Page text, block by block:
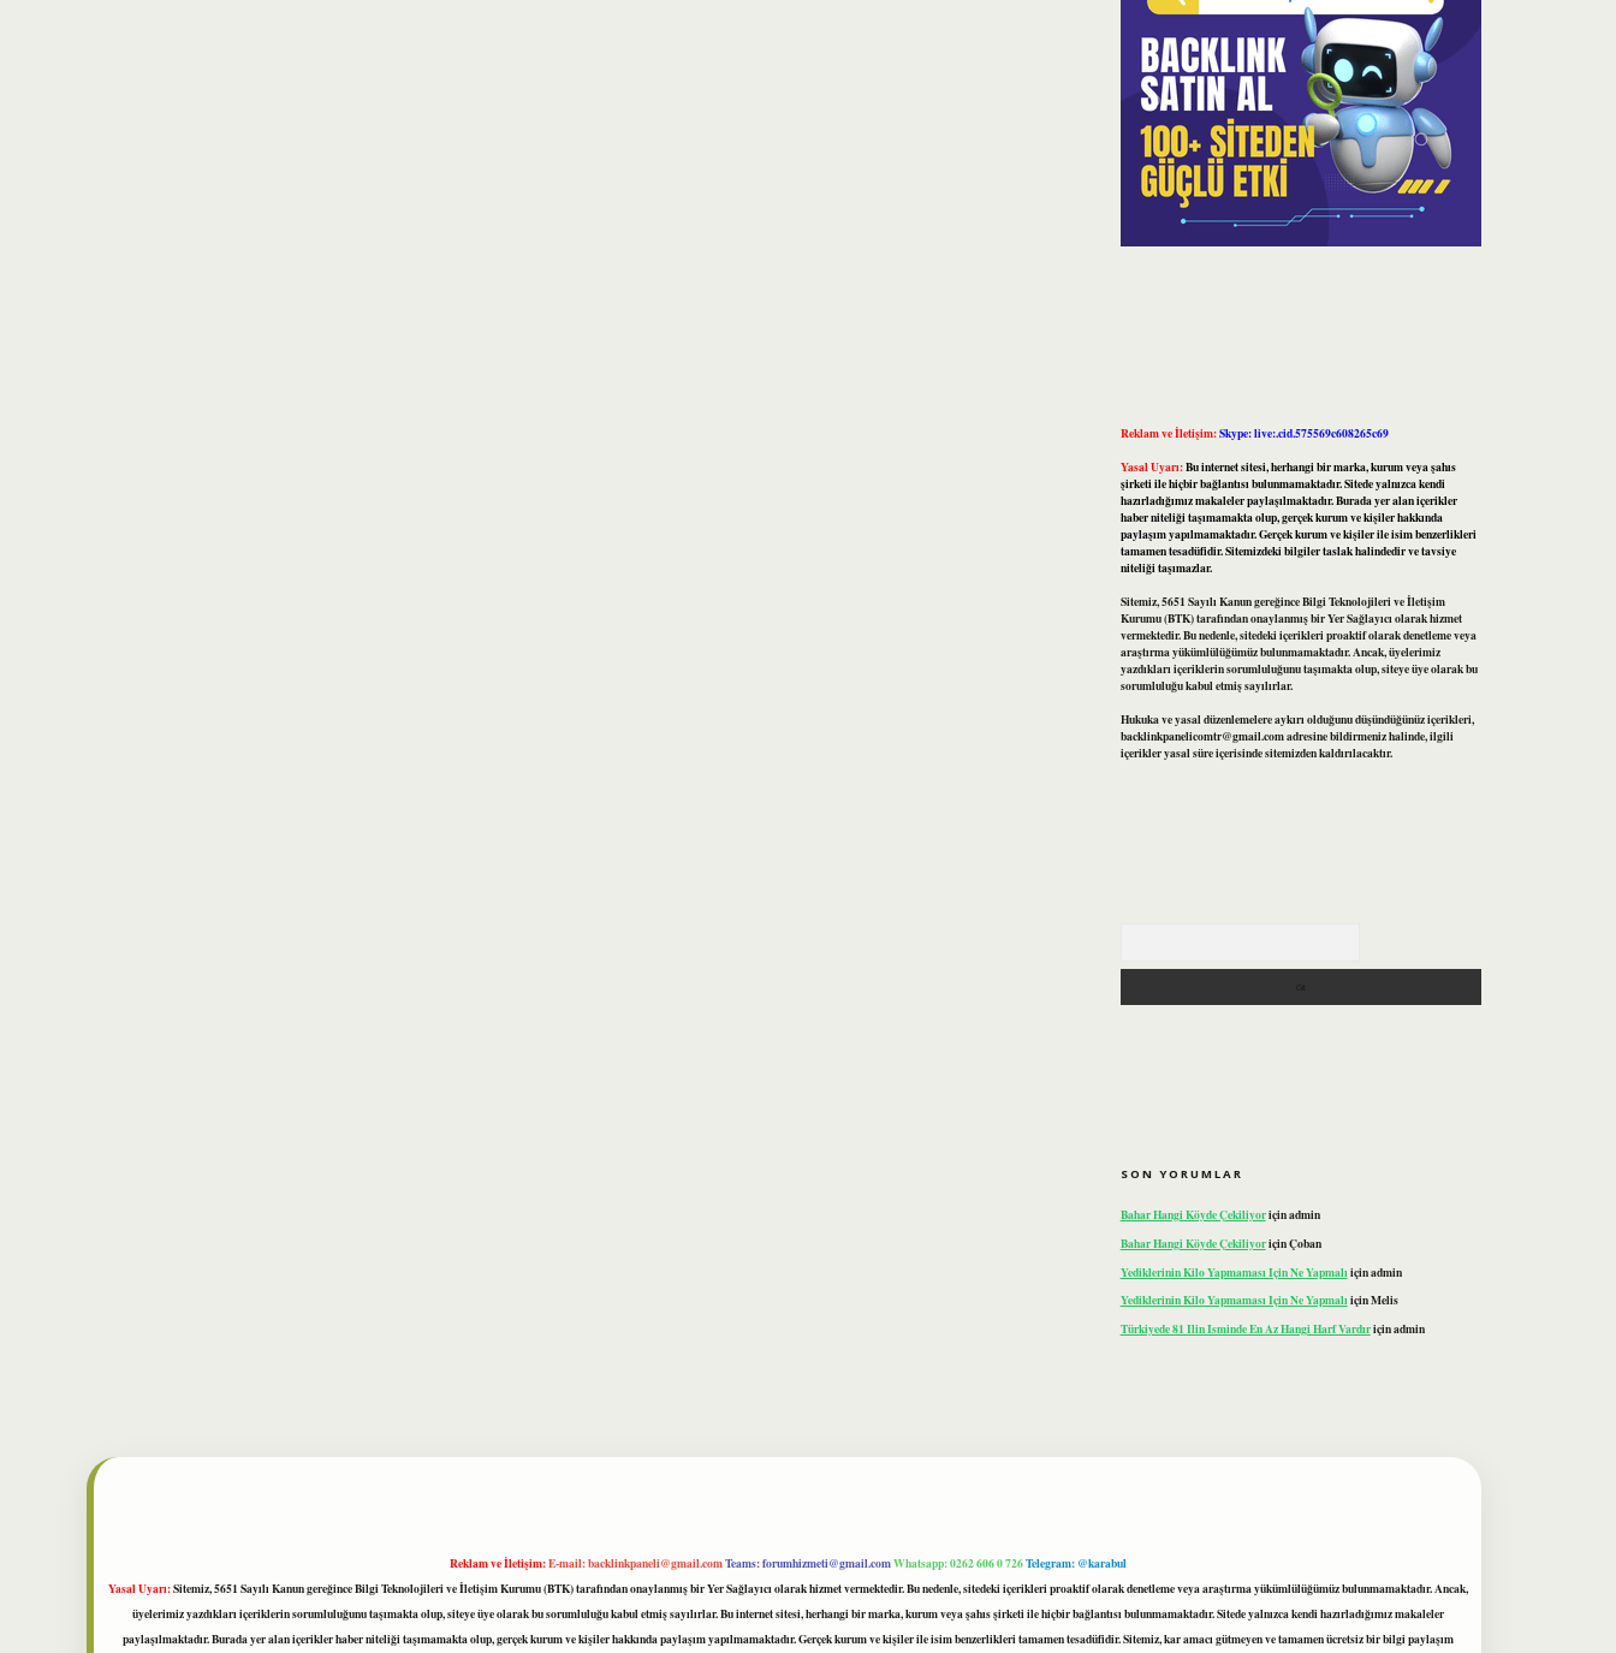
Reklam ve İletişim:Skype: live:.cid.575569c608265c69
Yasal Uyarı:Bu internet sitesi, herhangi bir marka, kurum veya şahıs
şirketi ile hiçbir bağlantısı bulunmamaktadır. Sitede yalnızca kendi
hazırladığımız makaleler paylaşılmaktadır. Burada yer alan içerikler
haber niteliği taşımamakta olup, gerçek kurum ve kişiler hakkında
paylaşım yapılmamaktadır. Gerçek kurum ve kişiler ile isim benzerlikleri
tamamen tesadüfidir. Sitemizdeki bilgiler taslak halindedir ve tavsiye
niteliği taşımazlar.
Sitemiz, 5651 Sayılı Kanun gereğince Bilgi Teknolojileri ve İletişim
Kurumu (BTK) tarafından onaylanmış bir Yer Sağlayıcı olarak hizmet
vermektedir. Bu nedenle, sitedeki içerikleri proaktif olarak denetleme veya
araştırma yükümlülüğümüz bulunmamaktadır. Ancak, üyelerimiz
yazdıkları içeriklerin sorumluluğunu taşımakta olup, siteye üye olarak bu
sorumluluğu kabul etmiş sayılırlar.
Hukuka ve yasal düzenlemelere aykırı olduğunu düşündüğünüz içerikleri,
backlinkpanelicomtr@gmail.comadresine bildirmeniz halinde, ilgili
içerikler yasal süre içerisinde sitemizden kaldırılacaktır.
SON YORUMLAR
Bahar Hangi Köyde Çekiliyoriçinadmin
Bahar Hangi Köyde ÇekiliyoriçinÇoban
Yediklerinin Kilo Yapmaması Için Ne Yapmalı içinadmin
Yediklerinin Kilo Yapmaması Için Ne YapmalıiçinMelis
Türkiyede 81 Ilin Isminde En Az Hangi Harf Vardıriçinadmin
Reklam ve İletişim:E-mail:backlinkpaneli@gmail.comTeams:forumhizmeti@gmail.comWhatsapp: 0262 606 0 726Telegram: @karabul
Yasal Uyarı:Sitemiz, 5651 Sayılı Kanun gereğince Bilgi Teknolojileri ve İletişim Kurumu (BTK) tarafından onaylanmış bir Yer Sağlayıcı olarak hizmet vermektedir. Bu nedenle, sitedeki içerikleri proaktif olarak denetleme veya araştırma yükümlülüğümüz bulunmamaktadır. Ancak,
üyelerimiz yazdıkları içeriklerin sorumluluğunu taşımakta olup, siteye üye olarak bu sorumluluğu kabul etmiş sayılırlar. Bu internet sitesi, herhangi bir marka, kurum veya şahıs şirketi ile hiçbir bağlantısı bulunmamaktadır. Sitede yalnızca kendi hazırladığımız makaleler
paylaşılmaktadır. Burada yer alan içerikler haber niteliği taşımamakta olup, gerçek kurum ve kişiler hakkında paylaşım yapılmamaktadır. Gerçek kurum ve kişiler ile isim benzerlikleri tamamen tesadüfidir. Sitemiz, kar amacı gütmeyen ve tamamen ücretsiz bir bilgi paylaşım